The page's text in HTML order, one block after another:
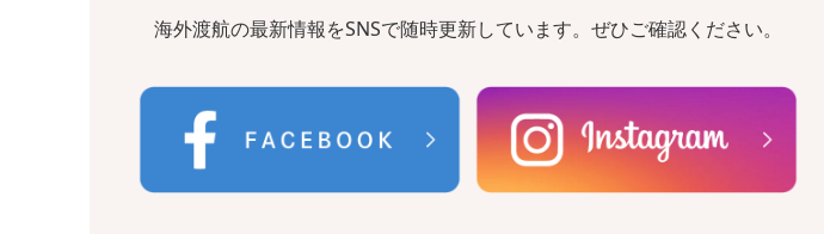
海外渡航の最新情報をSNSで随時更新しています。ぜひご確認ください。